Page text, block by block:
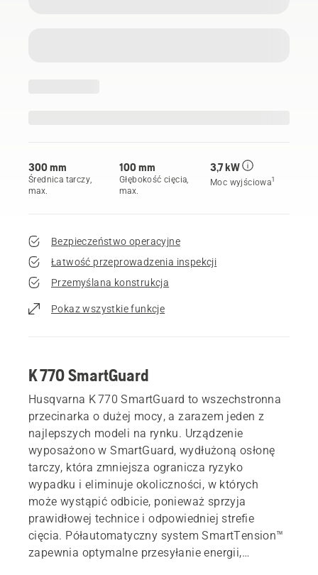
300 mm
Średnica tarczy,
max.
100 mm
Głębokość cięcia,
max.
3,7 kW
Moc wyjściowa1
Bezpieczeństwo operacyjne
Łatwość przeprowadzenia inspekcji
Przemyślana konstrukcja
Pokaz wszystkie funkcje
K 770 SmartGuard
Husqvarna K 770 SmartGuard to wszechstronna
przecinarka o dużej mocy, a zarazem jeden z
najlepszych modeli na rynku. Urządzenie
wyposażono w SmartGuard, wydłużoną osłonę
tarczy, która zmniejsza ogranicza ryzyko
wypadku i eliminuje okoliczności, w których
może wystąpić odbicie, ponieważ sprzyja
prawidłowej technice i odpowiedniej strefie
cięcia. Półautomatyczny system SmartTension™
zapewnia optymalne przesyłanie energii,